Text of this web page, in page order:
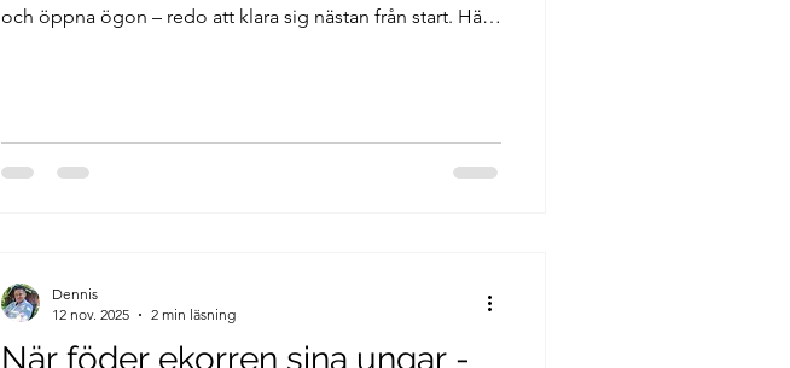
och öppna ögon – redo att klara sig nästan från start. Här
När föder ekorren sina ungar -
Dennis
12 nov. 2025
2 min läsning